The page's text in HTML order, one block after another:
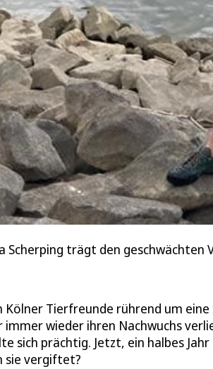
Scherping trägt den geschwächten
Kölner Tierfreunde rührend um
wieder ihren Nachwuchs
sich prächtig. Jetzt, ein halbes
sie vergiftet?